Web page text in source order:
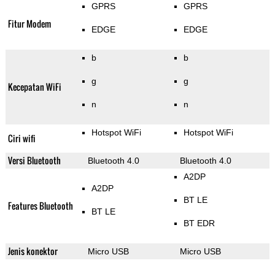
Fitur Modem
GPRS
EDGE
GPRS
EDGE
Kecepatan WiFi
b
g
n
b
g
n
Ciri wifi Hotspot WiFi Hotspot WiFi
Versi Bluetooth Bluetooth 4.0 Bluetooth 4.0
Features Bluetooth
A2DP
BT LE
A2DP
BT LE
BT EDR
Jenis konektor Micro USB Micro USB